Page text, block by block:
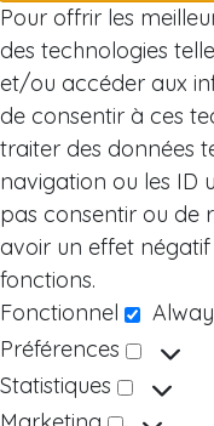
Pour offrir les
des technologies
et/ou accéder aux
de consentir à ces
traiter des données
navigation ou les ID
pas consentir ou de
avoir un effet
fonctions.
Fonctionnel
Préférences
Statistiques